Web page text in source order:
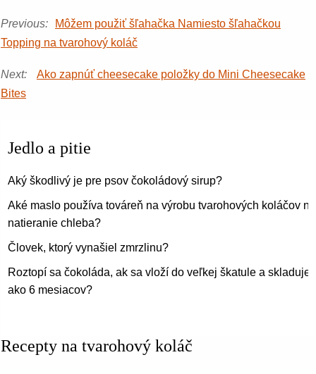
Previous:
Môžem použiť šľahačka Namiesto šľahačkou
Topping na tvarohový koláč
Next:
Ako zapnúť cheesecake položky do Mini Cheesecake
Bites
Jedlo a pitie
Aký škodlivý je pre psov čokoládový sirup?
Aké maslo používa továreň na výrobu tvarohových koláčov na
natieranie chleba?
Človek, ktorý vynašiel zmrzlinu?
Roztopí sa čokoláda, ak sa vloží do veľkej škatule a skladuje
ako 6 mesiacov?
Recepty na tvarohový koláč